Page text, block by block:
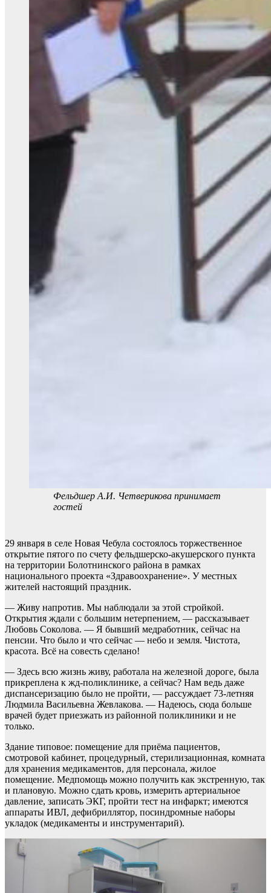
Фельдшер А.И. Четверикова принимает
гостей
29 января в селе Новая Чебула состоялось торжественное
открытие пятого по счету фельдшерско-акушерского пункта
на территории Болотнинского района в рамках
национального проекта «Здравоохранение». У местных
жителей настоящий праздник.
— Живу напротив. Мы наблюдали за этой стройкой.
Открытия ждали с большим нетерпением, — рассказывает
Любовь Соколова. — Я бывший медработник, сейчас на
пенсии. Что было и что сейчас — небо и земля. Чистота,
красота. Всё на совесть сделано!
— Здесь всю жизнь живу, работала на железной дороге, была
прикреплена к жд-поликлинике, а сейчас? Нам ведь даже
диспансеризацию было не пройти, — рассуждает 73-летняя
Людмила Васильевна Жевлакова. — Надеюсь, сюда больше
врачей будет приезжать из районной поликлиники и не
только.
Здание типовое: помещение для приёма пациентов,
смотровой кабинет, процедурный, стерилизационная, комната
для хранения медикаментов, для персонала, жилое
помещение. Медпомощь можно получить как экстренную, так
и плановую. Можно сдать кровь, измерить артериальное
давление, записать ЭКГ, пройти тест на инфаркт; имеются
аппараты ИВЛ, дефибриллятор, посиндромные наборы
укладок (медикаменты и инструментарий).